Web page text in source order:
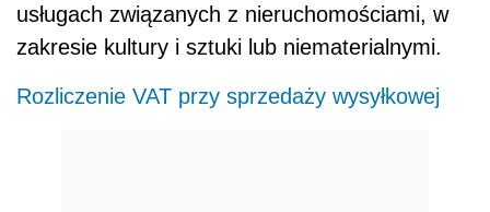
usługach związanych z nieruchomościami, w
zakresie kultury i sztuki lub niematerialnymi.
Rozliczenie VAT przy sprzedaży wysyłkowej